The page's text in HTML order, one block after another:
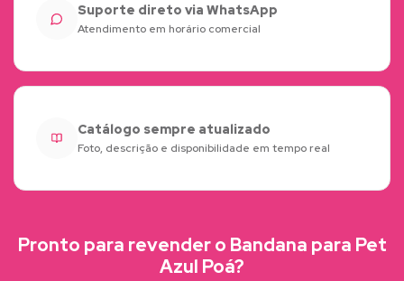
Suporte direto via WhatsApp
Atendimento em horário comercial
Catálogo sempre atualizado
Foto, descrição e disponibilidade em tempo real
Pronto para revender o Bandana para Pet
Azul Poá?